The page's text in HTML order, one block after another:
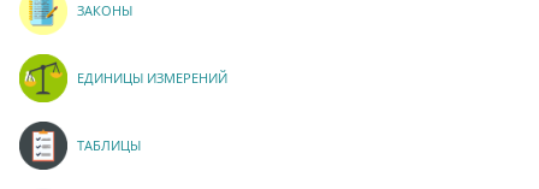
ЗАКОНЫ
ЕДИНИЦЫ ИЗМЕРЕНИЙ
ТАБЛИЦЫ